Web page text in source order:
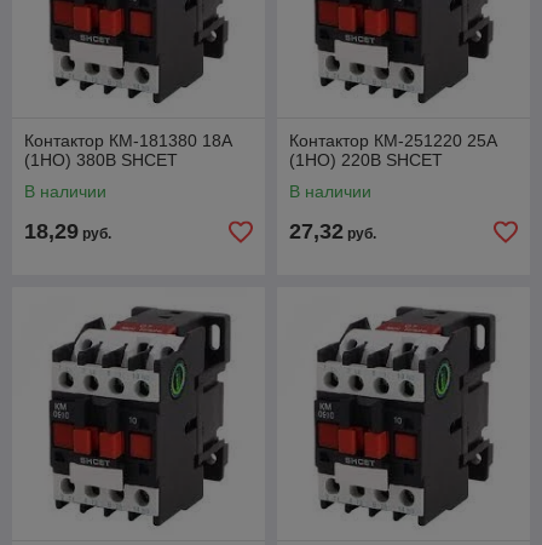
Контактор КМ-181380 18А
(1НО) 380В SHCET
В наличии
18,29 руб.
Контактор КМ-251220 25А
(1НО) 220В SHCET
В наличии
27,32 руб.